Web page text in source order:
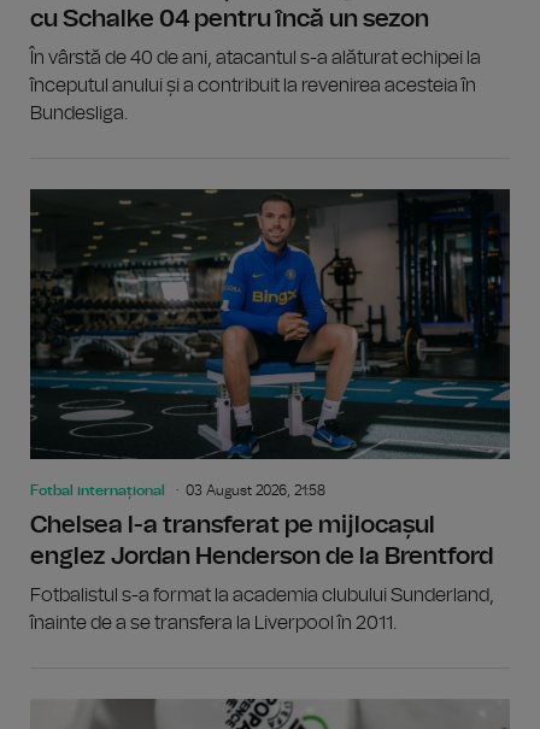
cu Schalke 04 pentru încă un sezon
În vârstă de 40 de ani, atacantul s-a alăturat echipei la
începutul anului și a contribuit la revenirea acesteia în
Bundesliga.
Fotbal internațional 03 August 2026, 21:58
Chelsea l-a transferat pe mijlocașul
englez Jordan Henderson de la Brentford
Fotbalistul s-a format la academia clubului Sunderland,
înainte de a se transfera la Liverpool în 2011.